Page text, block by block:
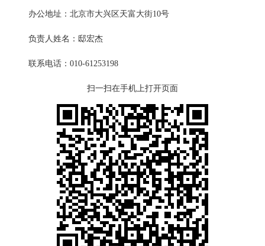
办公地址：北京市大兴区天富大街10号
负责人姓名：邸宏杰
联系电话：010-61253198
扫一扫在手机上打开页面